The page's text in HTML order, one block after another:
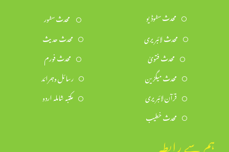
محدث سٹوڈیو
محدث سٹور
محدث لائبریری
محدث حدیث
محدث فتویٰ
محدث فورم
محدث میگزین
رسائل وجرائد
قرآن لائبریری
مکتبہ شاملہ اردو
محدث خطیب
ہم سے رابطہ